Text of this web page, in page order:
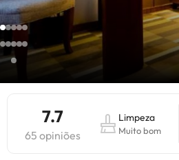
7.7
65 opiniões
Limpeza
Muito bom